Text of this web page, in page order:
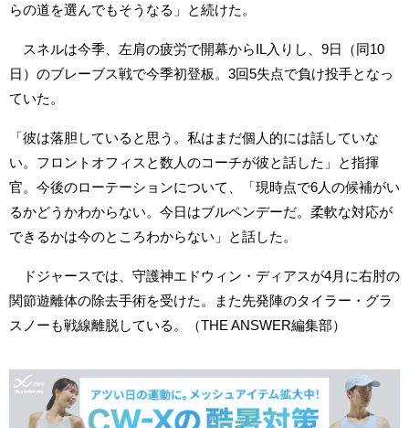
らの道を選んでもそうなる」と続けた。
スネルは今季、左肩の疲労で開幕からIL入りし、9日（同10
日）のブレーブス戦で今季初登板。3回5失点で負け投手となっ
ていた。
「彼は落胆していると思う。私はまだ個人的には話していな
い。フロントオフィスと数人のコーチが彼と話した」と指揮
官。今後のローテーションについて、「現時点で6人の候補がい
るかどうかわからない。今日はブルペンデーだ。柔軟な対応が
できるかは今のところわからない」と話した。
ドジャースでは、守護神エドウィン・ディアスが4月に右肘の
関節遊離体の除去手術を受けた。また先発陣のタイラー・グラ
スノーも戦線離脱している。（THE ANSWER編集部）